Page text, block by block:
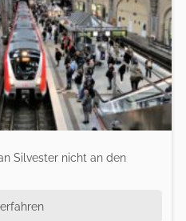
Silvester nicht an den